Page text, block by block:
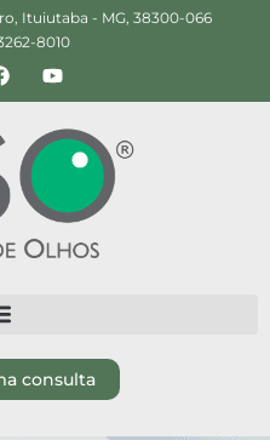
Ituiutaba - MG, 38300-066
8010
consulta